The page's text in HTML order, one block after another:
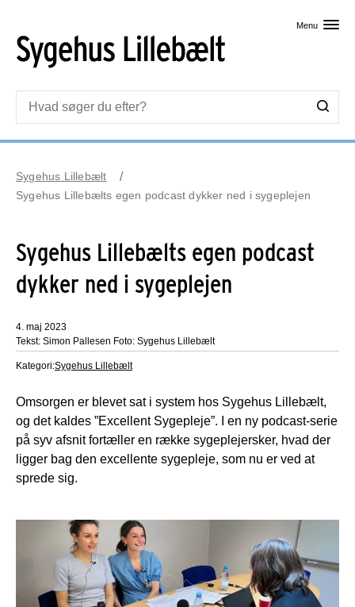
Menu
Sygehus Lillebælt
Sygehus Lillebælts egen podcast dykker ned i sygeplejen
Sygehus Lillebælts egen podcast
dykker ned i sygeplejen
4. maj 2023
Tekst: Simon Pallesen Foto: Sygehus Lillebælt
Kategori:Sygehus Lillebælt
Omsorgen er blevet sat i system hos Sygehus Lillebælt,
og det kaldes ”Excellent Sygepleje”. I en ny podcast-serie
på syv afsnit fortæller en række sygeplejersker, hvad der
ligger bag den excellente sygepleje, som nu er ved at
sprede sig.